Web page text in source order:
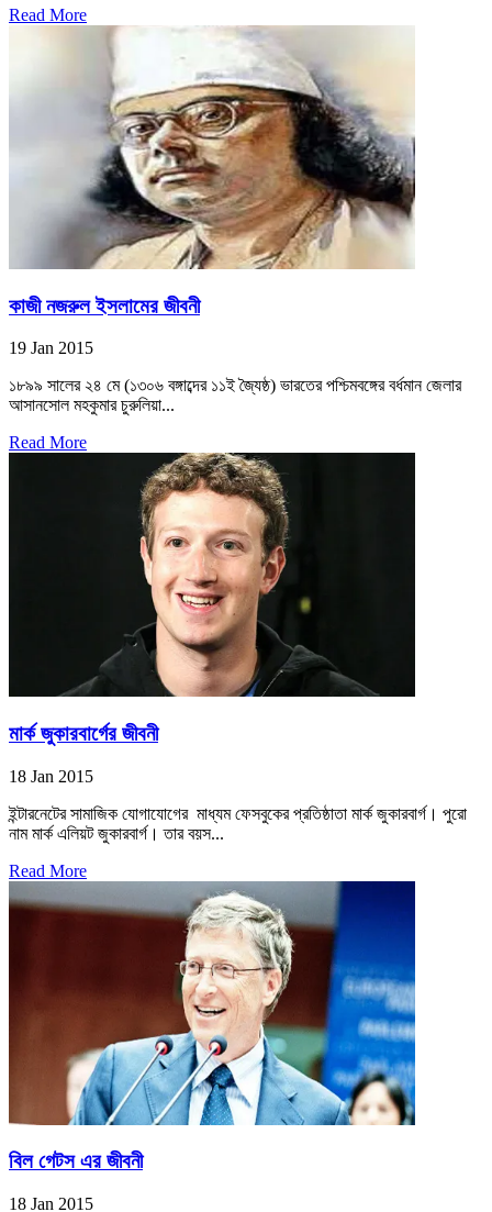
Read More
কাজী নজরুল ইসলামের জীবনী
19 Jan 2015
১৮৯৯ সালের ২৪ মে (১৩০৬ বঙ্গাব্দের ১১ই জ্যৈষ্ঠ) ভারতের পশ্চিমবঙ্গের বর্ধমান জেলার
আসানসোল মহকুমার চুরুলিয়া...
Read More
মার্ক জুকারবার্গের জীবনী
18 Jan 2015
ইন্টারনেটের সামাজিক যোগাযোগের মাধ্যম ফেসবুকের প্রতিষ্ঠাতা মার্ক জুকারবার্গ। পুরো
নাম মার্ক এলিয়ট জুকারবার্গ। তার বয়স...
Read More
বিল গেটস এর জীবনী
18 Jan 2015